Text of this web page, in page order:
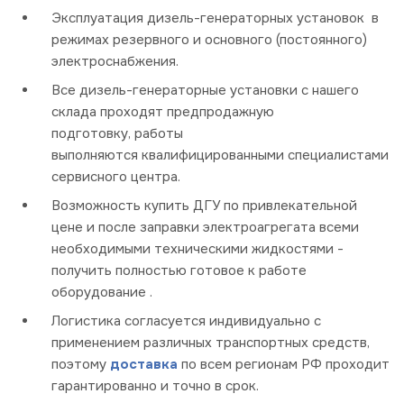
Эксплуатация дизель-генераторных установок в
режимах резервного и основного (постоянного)
электроснабжения.
Все дизель-генераторные установки с нашего
склада проходят предпродажную
подготовку, работы
выполняются квалифицированными специалистами
сервисного центра.
Возможность купить ДГУ по привлекательной
цене и после заправки электроагрегата всеми
необходимыми техническими жидкостями -
получить полностью готовое к работе
оборудование .
Логистика согласуется индивидуально с
применением различных транспортных средств,
поэтому доставка по всем регионам РФ проходит
гарантированно и точно в срок.